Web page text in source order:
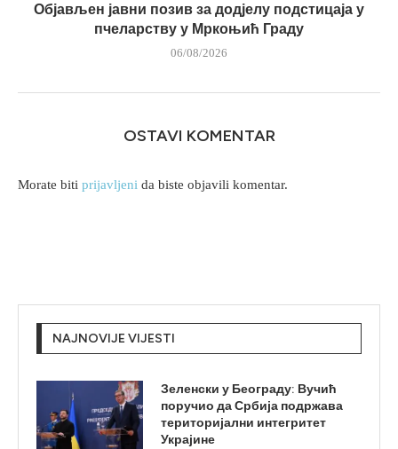
Објављен јавни позив за додјелу подстицаја у
пчеларству у Мркоњић Граду
06/08/2026
OSTAVI KOMENTAR
Morate biti prijavljeni da biste objavili komentar.
NAJNOVIJE VIJESTI
Зеленски у Београду: Вучић
поручио да Србија подржава
територијални интегритет
Украјине